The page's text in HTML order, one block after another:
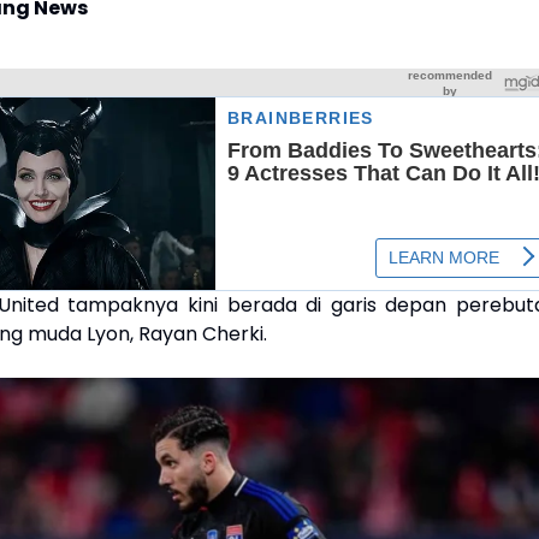
News
tampaknya kini berada di garis depan
muda Lyon, Rayan Cherki.